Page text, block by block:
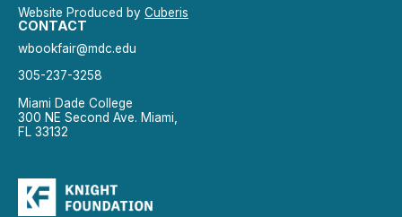
Website Produced by Cuberis
CONTACT
wbookfair@mdc.edu
305-237-3258
Miami Dade College
300 NE Second Ave. Miami,
FL 33132